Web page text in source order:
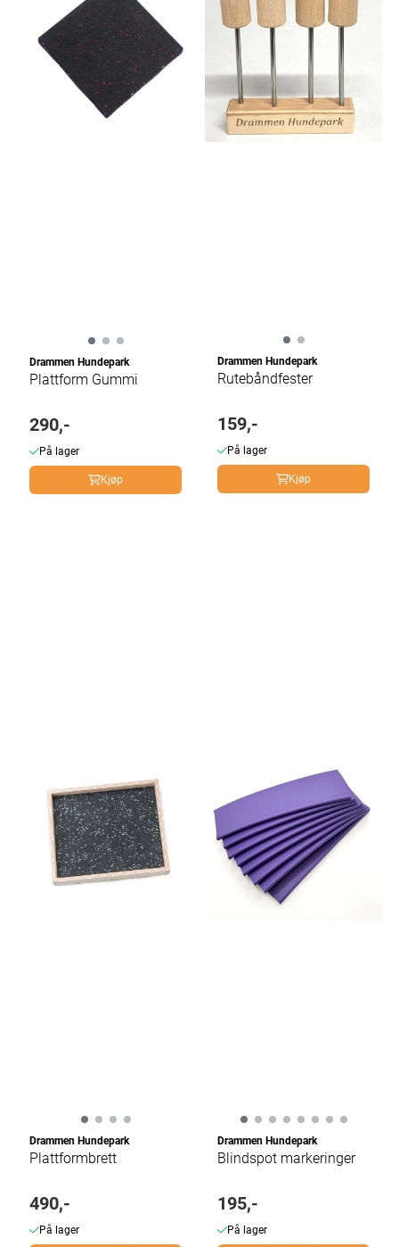
Drammen Hundepark
Plattform Gummi
290,-
På lager
Kjøp
Drammen Hundepark
Rutebåndfester
159,-
På lager
Kjøp
Drammen Hundepark
Plattformbrett
490,-
På lager
Drammen Hundepark
Blindspot markeringer
195,-
På lager